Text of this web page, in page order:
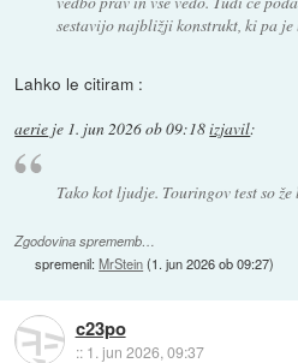
sestavijo najbližji konstrukt, ki pa je
Lahko le citiram :
aerie je 1. jun 2026 ob 09:18izjavil:
Tako kot ljudje. Touringov test so
Zgodovina sprememb…
spremenil:MrStein(1. jun 2026 ob 09:27)
c23po
:: 1. jun 2026, 09:37